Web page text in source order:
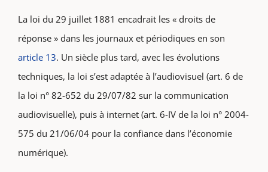
La loi du 29 juillet 1881 encadrait les « droits de
réponse » dans les journaux et périodiques en son
article 13. Un siècle plus tard, avec les évolutions
techniques, la loi s’est adaptée à l’audiovisuel (art. 6 de
la loi n° 82-652 du 29/07/82 sur la communication
audiovisuelle), puis à internet (art. 6-IV de la loi n° 2004-
575 du 21/06/04 pour la confiance dans l’économie
numérique).